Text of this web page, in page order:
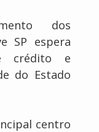
dos
SP espera
crédito e
do Estado
centro